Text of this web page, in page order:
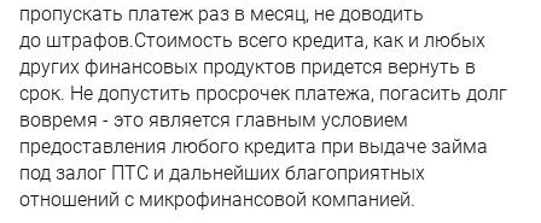
пропускать платеж раз в месяц, не доводить
до штрафов.Стоимость всего кредита, как и любых
других финансовых продуктов придется вернуть в
срок. Не допустить просрочек платежа, погасить долг
вовремя - это является главным условием
предоставления любого кредита при выдаче займа
под залог ПТС и дальнейших благоприятных
отношений с микрофинансовой компанией.